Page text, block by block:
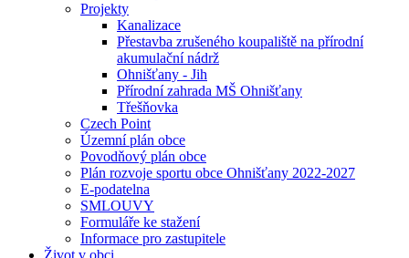
Projekty
Kanalizace
Přestavba zrušeného koupaliště na přírodní
akumulační nádrž
Ohnišťany - Jih
Přírodní zahrada MŠ Ohnišťany
Třešňovka
Czech Point
Územní plán obce
Povodňový plán obce
Plán rozvoje sportu obce Ohnišťany 2022-2027
E-podatelna
SMLOUVY
Formuláře ke stažení
Informace pro zastupitele
Život v obci